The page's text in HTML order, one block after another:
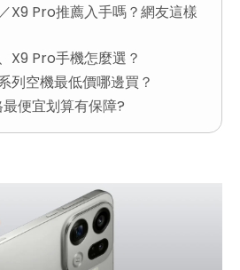
X9 Pro推薦入手嗎？網友這樣
X9 Pro手機怎麼選？
列空機最低價哪邊買？
便宜划算有保障?